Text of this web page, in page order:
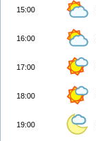
15:00
16:00
17:00
18:00
19:00